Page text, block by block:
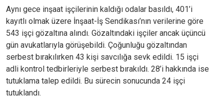
Aynı gece inşaat işçilerinin kaldığı odalar basıldı, 401’i
kayıtlı olmak üzere İnşaat-İş Sendikası’nın verilerine göre
543 işçi gözaltına alındı. Gözaltındaki işçiler ancak üçüncü
gün avukatlarıyla görüşebildi. Çoğunluğu gözaltından
serbest bırakılırken 43 kişi savcılığa sevk edildi. 15 işçi
adli kontrol tedbirleriyle serbest bırakıldı. 28’i hakkında ise
tutuklama talep edildi. Bu sürecin sonucunda 24 işçi
tutuklandı.